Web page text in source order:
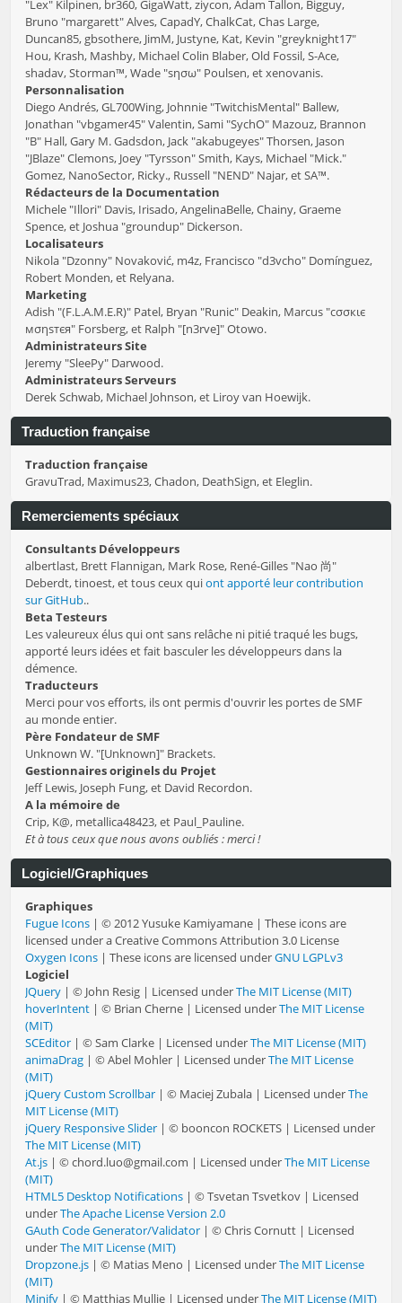
"Lex" Kilpinen, br360, GigaWatt, ziycon, Adam Tallon, Bigguy,
Bruno "margarett" Alves, CapadY, ChalkCat, Chas Large,
Duncan85, gbsothere, JimM, Justyne, Kat, Kevin "greyknight17"
Hou, Krash, Mashby, Michael Colin Blaber, Old Fossil, S-Ace,
shadav, Storman™, Wade "sησω" Poulsen, et xenovanis.
Personnalisation
Diego Andrés, GL700Wing, Johnnie "TwitchisMental" Ballew,
Jonathan "vbgamer45" Valentin, Sami "SychO" Mazouz, Brannon
"B" Hall, Gary M. Gadsdon, Jack "akabugeyes" Thorsen, Jason
"JBlaze" Clemons, Joey "Tyrsson" Smith, Kays, Michael "Mick."
Gomez, NanoSector, Ricky., Russell "NEND" Najar, et SA™.
Rédacteurs de la Documentation
Michele "Illori" Davis, Irisado, AngelinaBelle, Chainy, Graeme
Spence, et Joshua "groundup" Dickerson.
Localisateurs
Nikola "Dzonny" Novaković, m4z, Francisco "d3vcho" Domínguez,
Robert Monden, et Relyana.
Marketing
Adish "(F.L.A.M.E.R)" Patel, Bryan "Runic" Deakin, Marcus "cσσкιє
мσηѕтєя" Forsberg, et Ralph "[n3rve]" Otowo.
Administrateurs Site
Jeremy "SleePy" Darwood.
Administrateurs Serveurs
Derek Schwab, Michael Johnson, et Liroy van Hoewijk.
Traduction française
Traduction française
GravuTrad, Maximus23, Chadon, DeathSign, et Eleglin.
Remerciements spéciaux
Consultants Développeurs
albertlast, Brett Flannigan, Mark Rose, René-Gilles "Nao 尚"
Deberdt, tinoest, et tous ceux quiont apporté leur contribution
sur GitHub..
Beta Testeurs
Les valeureux élus qui ont sans relâche ni pitié traqué les bugs,
apporté leurs idées et fait basculer les développeurs dans la
démence.
Traducteurs
Merci pour vos efforts, ils ont permis d'ouvrir les portes de SMF
au monde entier.
Père Fondateur de SMF
Unknown W. "[Unknown]" Brackets.
Gestionnaires originels du Projet
Jeff Lewis, Joseph Fung, et David Recordon.
A la mémoire de
Crip, K@, metallica48423, et Paul_Pauline.
Et à tous ceux que nous avons oubliés : merci !
Logiciel/Graphiques
Graphiques
Fugue Icons | © 2012 Yusuke Kamiyamane | These icons are
licensed under a Creative Commons Attribution 3.0 License
Oxygen Icons | These icons are licensed underGNU LGPLv3
Logiciel
JQuery | © John Resig | Licensed underThe MIT License (MIT)
hoverIntent | © Brian Cherne | Licensed underThe MIT License
(MIT)
SCEditor | © Sam Clarke | Licensed underThe MIT License (MIT)
animaDrag | © Abel Mohler | Licensed underThe MIT License
(MIT)
jQuery Custom Scrollbar | © Maciej Zubala | Licensed underThe
MIT License (MIT)
jQuery Responsive Slider | © booncon ROCKETS | Licensed under
The MIT License (MIT)
At.js | © chord.luo@gmail.com | Licensed underThe MIT License
(MIT)
HTML5 Desktop Notifications | © Tsvetan Tsvetkov | Licensed
underThe Apache License Version 2.0
GAuth Code Generator/Validator | © Chris Cornutt | Licensed
underThe MIT License (MIT)
Dropzone.js | © Matias Meno | Licensed underThe MIT License
(MIT)
Minify | © Matthias Mullie | Licensed underThe MIT License (MIT)